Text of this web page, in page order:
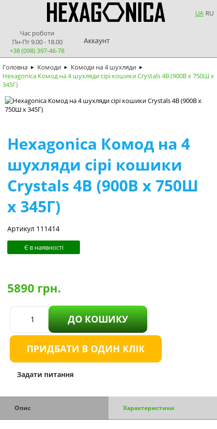
UA RU
Час роботи
Пн-Пт 9.00 - 18.00
+38 (098) 397-46-78
Аккаунт
Головна ► Комоди ► Комоди на 4 шухляди ►
Hexagonica Комод на 4 шухляди сірі кошики Crystals 4В (900В х 750Ш х
345Г)
Hexagonica Комод на 4
шухляди сірі кошики
Crystals 4В (900В х 750Ш
х 345Г)
Артикул 111414
Є в наявності
5890 грн.
ДО КОШИКУ
ПРИДБАТИ В ОДИН КЛІК
Задати питання
Опис Характеристики